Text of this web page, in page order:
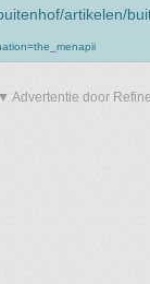
artikelen/
▼ Advertentie door